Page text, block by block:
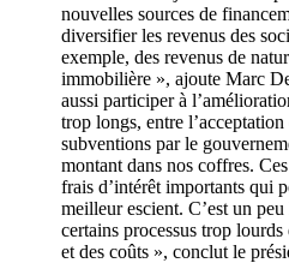
nouvelles sources de
diversifier les revenus des
exemple, des revenus de
immobilière », ajoute Marc
aussi participer à
trop longs, entre
subventions par le
montant dans nos coffres.
frais d’intérêt importants qui
meilleur escient. C’est un
certains processus trop
et des coûts », conclut le